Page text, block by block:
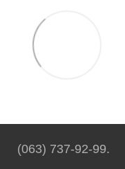
(063) 737-92-99.